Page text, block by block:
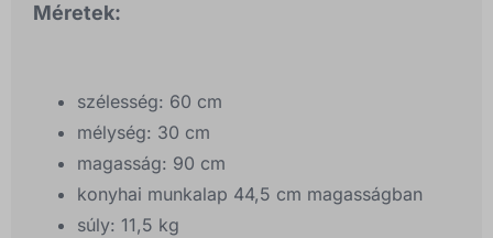
Méretek:
szélesség: 60 cm
mélység: 30 cm
magasság: 90 cm
konyhai munkalap 44,5 cm magasságban
súly: 11,5 kg